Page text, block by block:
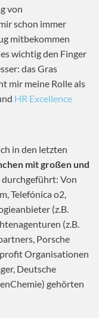
von
schon immer
mitbekommen
wichtig den Finger
das Gras
mir meine Rolle als
HR Excellence
in den letzten
mit großen und
Von
Telefónica o2,
(z.B.
(z.B.
Porsche
Organisationen
Deutsche
gehörten